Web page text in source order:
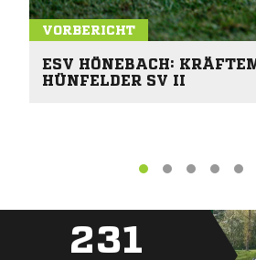
VORBERICHT
ESV HÖNEBACH:
HÜNFELDER SV II
231